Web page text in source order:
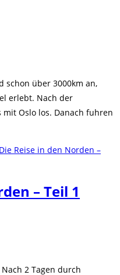
schon über 3000km an,
erlebt. Nach der
Oslo los. Danach fuhren
– Teil 1
2 Tagen durch